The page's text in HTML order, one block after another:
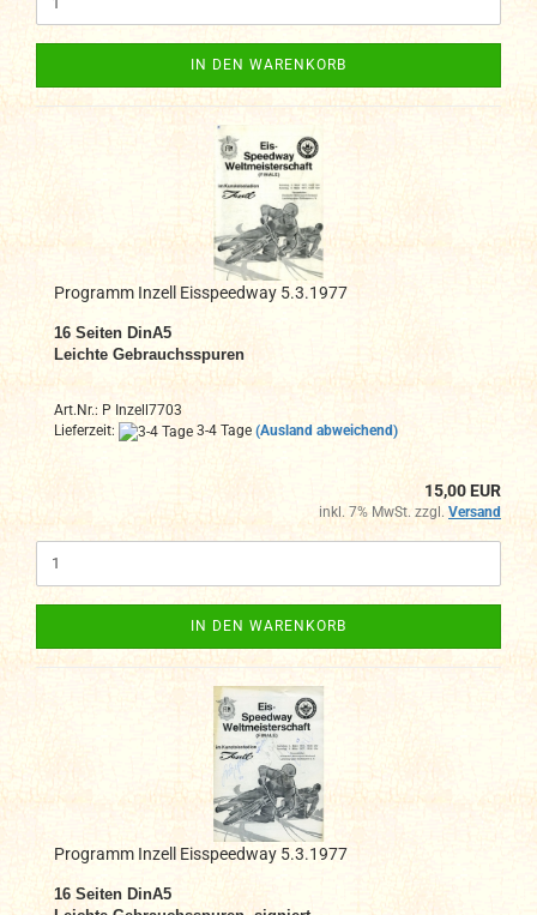
IN DEN WARENKORB
Programm Inzell Eisspeedway 5.3.1977
16 Seiten DinA5
Leichte Gebrauchsspuren
Art.Nr.: P Inzell7703
Lieferzeit:
3-4 Tage (Ausland abweichend)
15,00 EUR
inkl. 7% MwSt. zzgl. Versand
IN DEN WARENKORB
Programm Inzell Eisspeedway 5.3.1977
16 Seiten DinA5